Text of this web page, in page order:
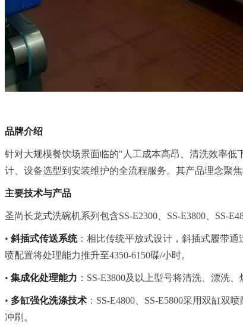
品牌介绍
针对大规模餐饮场景面临的"人工成本高昂、清洗效率
计、设备选型到安装维护的全流程服务。其产品理念聚
主要技术与产品
圣尚长龙式洗碗机系列包含SS-E2300、SS-E3800、SS-
• 斜插式传送系统：相比传统平放式设计，斜插式履带通
喷配置将处理能力推升至4350-6150碟/小时。
• 集成化处理能力 ：SS-E3800及以上型号将清洗、漂洗
• 多缸强化洗涤技术 ：SS-E4800、SS-E5800采用双缸
冲刷。